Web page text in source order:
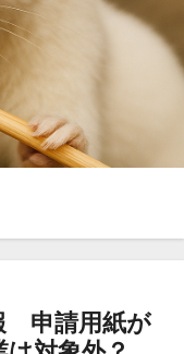
申請用紙が